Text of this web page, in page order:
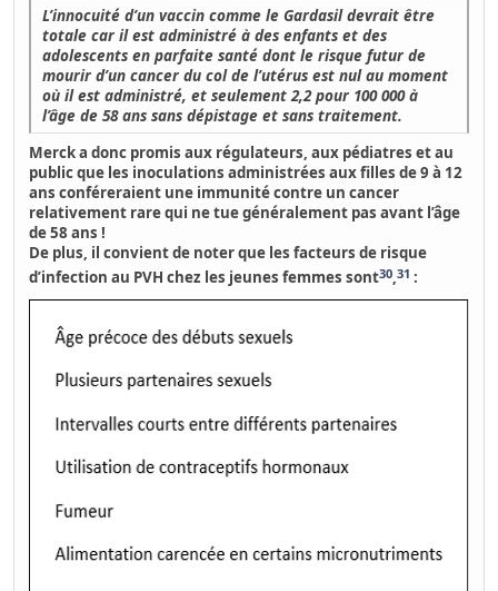
L’innocuité d’un vaccin comme le Gardasil devrait être
totale car il est administré à des enfants et des
adolescents en parfaite santé dont le risque futur de
mourir d’un cancer du col de l’utérus est nul au moment
où il est administré, et seulement 2,2 pour 100 000 à
l’âge de 58 ans sans dépistage et sans traitement.
Merck a donc promis aux régulateurs, aux pédiatres et au
public que les inoculations administrées aux filles de 9 à 12
ans conféreraient une immunité contre un cancer
relativement rare qui ne tue généralement pas avant l’âge
de 58 ans !
De plus, il convient de noter que les facteurs de risque
d’infection au PVH chez les jeunes femmes sont30,31 :